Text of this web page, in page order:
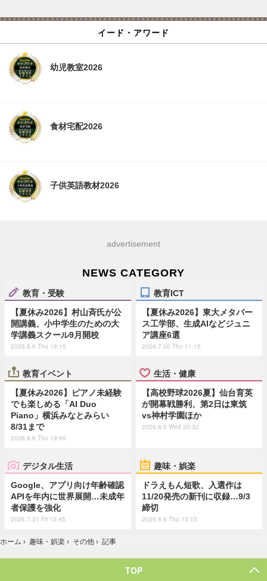
イード・アワード
幼児教室2026
食材宅配2026
子供英語教材2026
advertisement
NEWS CATEGORY
教育・受験
【夏休み2026】村山斉氏が公
開講義、小中学生のための大
学講義スクール9月開校
2026.8.6 Thu 19:15
教育ICT
【夏休み2026】東大メタバー
ス工学部、生成AIなどジュニ
ア講座6選
2026.7.30 Thu 11:15
教育イベント
【夏休み2026】ピアノ未経験
でも楽しめる「AI Duo
Piano」横浜みなとみらい
8/31まで
2026.8.6 Thu 19:45
生活・健康
【高校野球2026夏】仙台育英
が開幕戦勝利、第2日は東筑
vs神村学園ほか
2026.8.5 Wed 20:32
デジタル生活
Google、アプリ向け年齢確認
APIを年内に世界展開…未成年
者保護を強化
2026.7.31 Fri 13:45
趣味・娯楽
ドラえもん短歌、入選作は
11/20発売の新刊に収録…9/3
締切
2026.8.6 Thu 15:15
ホーム › 趣味・娯楽 › その他 › 記事
TOP